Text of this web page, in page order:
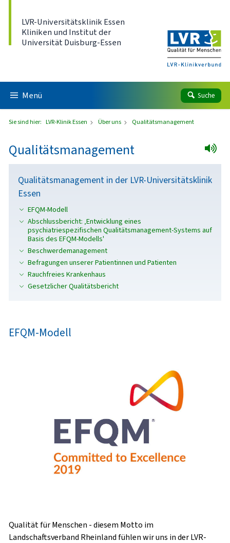
LVR-Universitätsklinik Essen
Kliniken und Institut der
Universität Duisburg-Essen
Menü Suche
Sie sind hier: LVR-Klinik Essen Über uns Qualitätsmanagement
Qualitätsmanagement
Qualitätsmanagement in der LVR-Universitätsklinik
Essen
EFQM-Modell
Abschlussbericht: ‚Entwicklung eines
psychiatriespezifischen Qualitätsmanagement-Systems auf
Basis des EFQM-Modells'
Beschwerdemanagement
Befragungen unserer Patientinnen und Patienten
Rauchfreies Krankenhaus
Gesetzlicher Qualitätsbericht
EFQM-Modell
Qualität für Menschen - diesem Motto im
Landschaftsverband Rheinland fühlen wir uns in der LVR-